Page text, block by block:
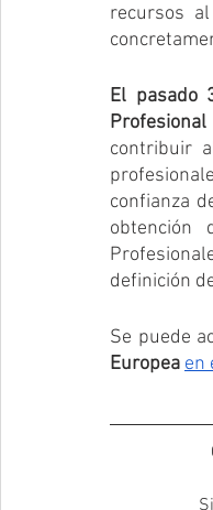
recursos
El pasado
contribuir
confianza
obtención
definición
Se puede
Europea en